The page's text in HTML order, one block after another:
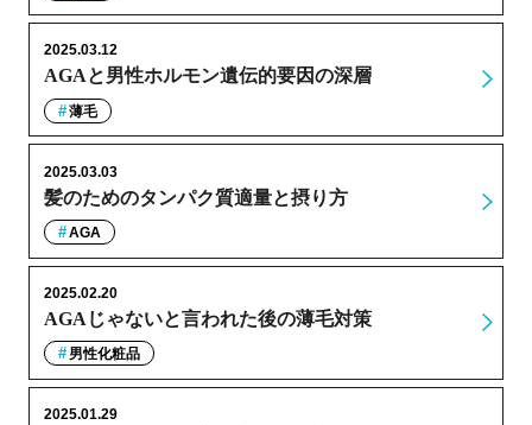
AGAと男性ホルモン遺伝的要因の深層
2025.03.12
薄毛
髪のためのタンパク質適量と摂り方
2025.03.03
AGA
AGAじゃないと言われた後の薄毛対策
2025.02.20
男性化粧品
2025.01.29